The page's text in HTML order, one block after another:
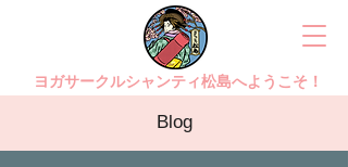
ヨガサークルシャンティ松島へようこそ！
Blog